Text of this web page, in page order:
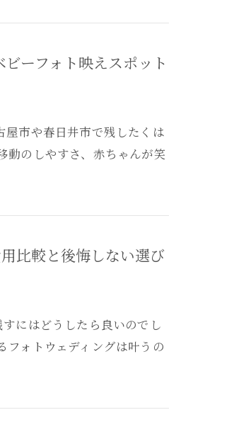
ーフォト映えスポット
屋市や春日井市で残したくは
動のしやすさ、赤ちゃんが笑
比較と後悔しない選び
にはどうしたら良いのでし
フォトウェディングは叶うの